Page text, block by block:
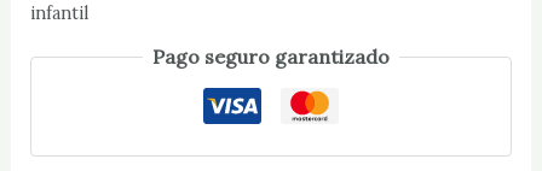
infantil
Pago seguro garantizado